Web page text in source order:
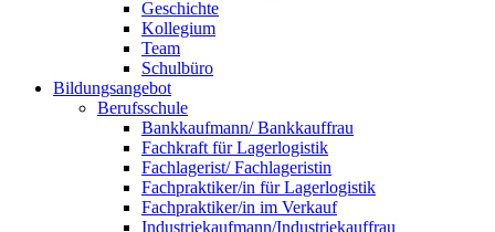
Geschichte
Kollegium
Team
Schulbüro
Bildungsangebot
Berufsschule
Bankkaufmann/ Bankkauffrau
Fachkraft für Lagerlogistik
Fachlagerist/ Fachlageristin
Fachpraktiker/in für Lagerlogistik
Fachpraktiker/in im Verkauf
Industriekaufmann/Industriekauffrau